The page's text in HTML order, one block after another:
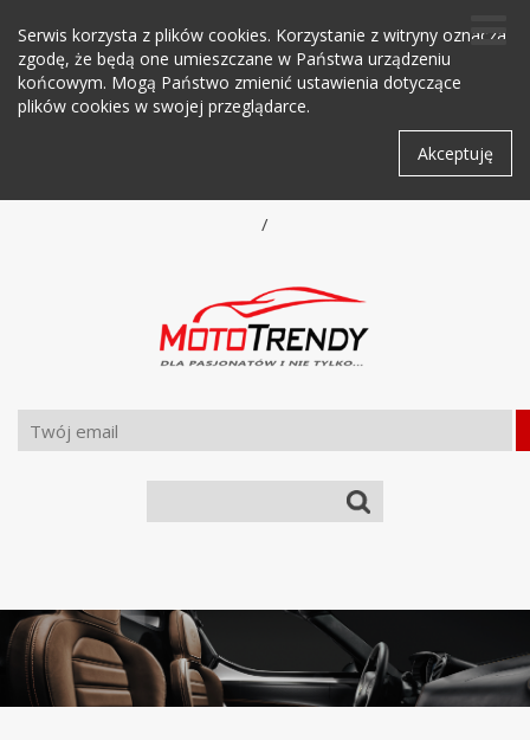
Serwis korzysta z plików cookies. Korzystanie z witryny oznacza
zgodę, że będą one umieszczane w Państwa urządzeniu
końcowym. Mogą Państwo zmienić ustawienia dotyczące
plików cookies w swojej przeglądarce.
Akceptuję
/